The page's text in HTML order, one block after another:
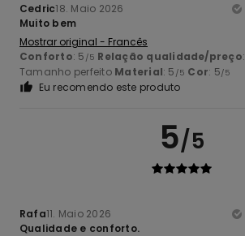
Cedric18. Maio 2026
Muito bem
Mostrar original - Francês
Conforto: 5 /5 Relação qualidade/preço
Tamanho perfeito Material: 5 /5 Cor: 5/5
Eu recomendo este produto
5/5
Rafa11. Maio 2026
Qualidade e conforto.